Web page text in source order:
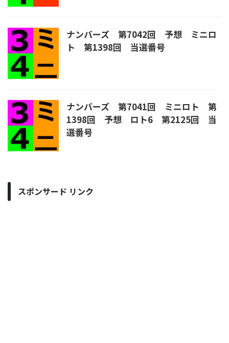
ナンバーズ 第7042回 予想 ミニロ
ト 第1398回 当選番号
ナンバーズ 第7041回 ミニロト 第
1398回 予想 ロト6 第2125回 当
選番号
スポンサード リンク